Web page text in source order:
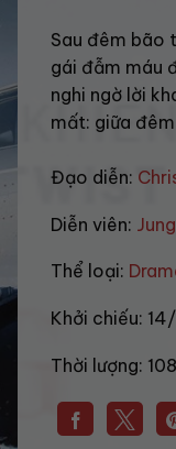
Sau đêm bão
gái đẫm máu
nghi ngờ lời
mất: giữa
Đạo diễn:
Diễn viên:
Thể loại:
Khởi chiếu:
Thời lượng: